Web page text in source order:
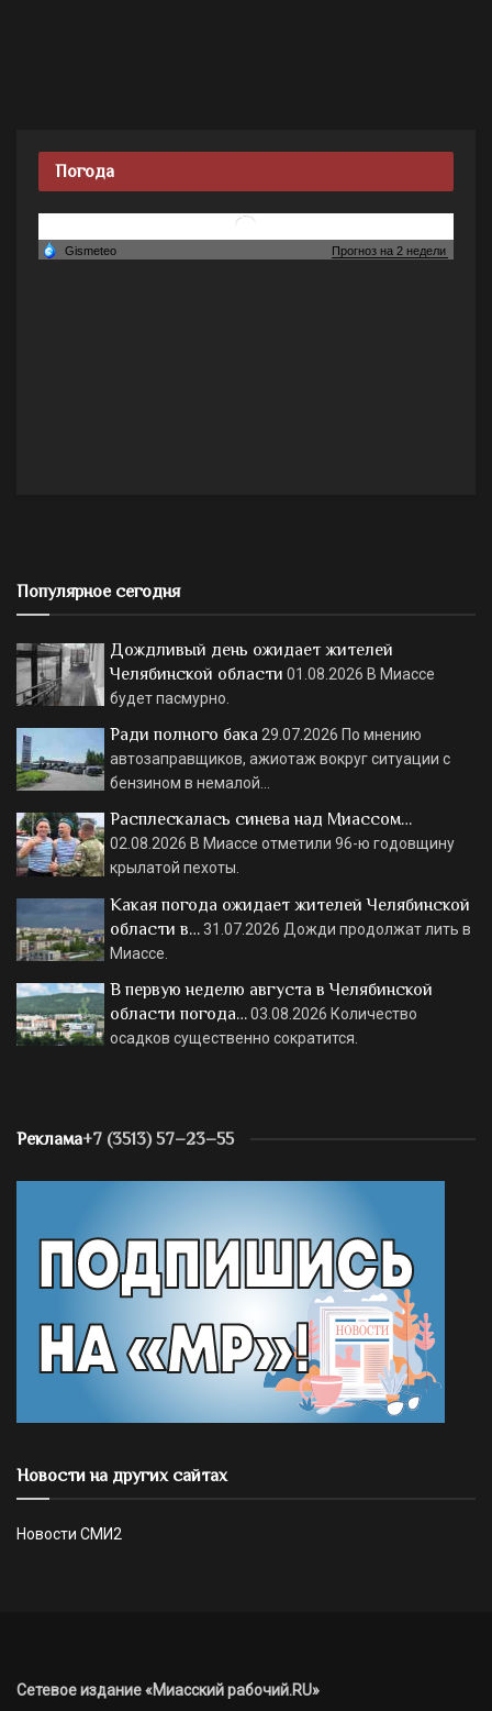
Погода
Популярное сегодня
Дождливый день ожидает жителей
Челябинской области 01.08.2026 В Миассе
будет пасмурно.
Ради полного бака 29.07.2026 По мнению
автозаправщиков, ажиотаж вокруг ситуации с
бензином в немалой…
Расплескалась синева над Миассом…
02.08.2026 В Миассе отметили 96-ю годовщину
крылатой пехоты.
Какая погода ожидает жителей Челябинской
области в…31.07.2026 Дожди продолжат лить в
Миассе.
В первую неделю августа в Челябинской
области погода…03.08.2026 Количество
осадков существенно сократится.
Реклама+7 (3513) 57–23–55
Новости на других сайтах
Новости СМИ2
Сетевое издание «Миасский рабочий.RU»